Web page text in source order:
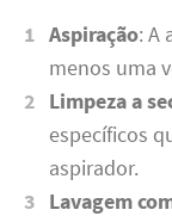
Aspiração: A
menos uma
Limpeza a
específicos
aspirador.
Lavagem